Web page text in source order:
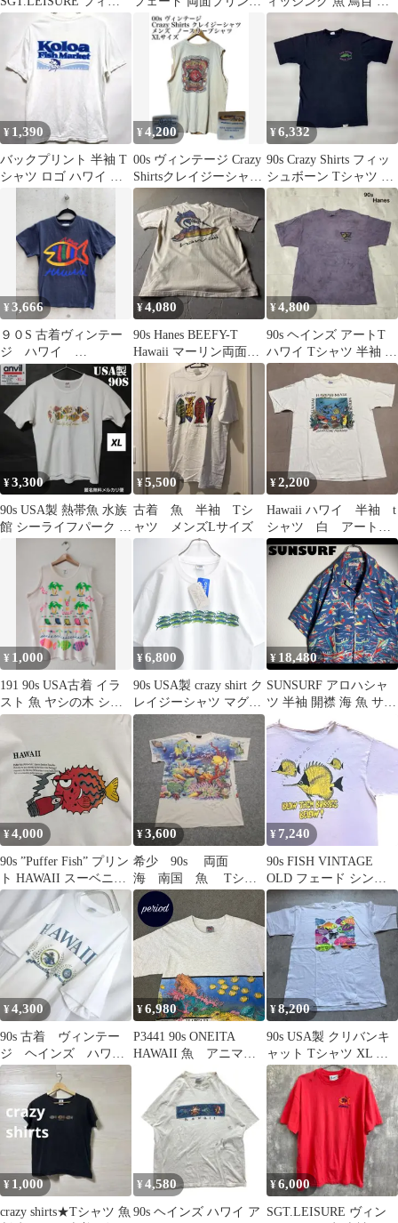
シュ Tシャツ 黒 L
ヴィンテージTシャツ
リント ホワイト Ｓ（日
本SM）
¥ 1,390
バックプリント 半袖 T
シャツ ロゴ ハワイ 魚
白 M コットン
¥4,200
00s ヴィンテージ Crazy
Shirtsクレイジーシャツ
ノースリーブXL
¥6,332
90s Crazy Shirts フィッ
シュボーン Tシャツ ク
レイジーシャツ
¥3,666
９０S 古着ヴィンテー
ジ ハワイ
SGT.LEISURE Tシャ
ツ S
¥4,080
90s Hanes BEEFY-T
Hawaii マーリン両面プ
リント Tシャツ
¥4,800
90s ヘインズ アートT
ハワイ Tシャツ 半袖 両
面プリントロゴ 魚
¥3,300
90s USA製 熱帯魚 水族
館 シーライフパーク 魚
ヴィンテージ tシャツ
¥5,500
古着 魚 半袖 Tシ
ャツ メンズLサイズ
¥2,200
Hawaii ハワイ 半袖 t
シャツ 白 アート
90s アニマル 動物
魚 海
¥ 1,000
191 90s USA古着 イラ
スト 魚 ヤシの木 シン
グルステッチ Tシャツ
¥6,800
90s USA製 crazy shirt ク
レイジーシャツ マグロ
魚群 グラフィック デザ
イン プリント 半袖 Tシ
ャツ ホワイト 魚 USED
ヴィンテージ ビンテー
ジ アメリカ古着 メンズ
Mサイズ
¥ 18,480
SUNSURF アロハシャ
ツ 半袖 開襟 海 魚 サー
フ ハワイ 紺 L
¥4,000
90s ”Puffer Fish” プリン
ト HAWAII スーベニア
Tシャツ サイズM
FRUIT OF THE LOOM
08052811 871
¥3,600
希少 90s 両面
海 南国 魚 Tシャ
ツ ヴィンテージ
¥ 7,240
90s FISH VINTAGE
OLD フェード シング
ルステッチ Tシャツ
¥4,300
90s 古着 ヴィンテー
ジ ヘインズ ハワイ
Tシャツ ホノルル
ワイキキ
¥6,980
P3441 90s ONEITA
HAWAII 魚 アニマ
ル Tシャツ USA製
¥8,200
90s USA製 クリバンキ
ャット Tシャツ XL 魚
希少 シングルステッチ
¥ 1,000
crazy shirts★Tシャツ 魚
¥ 4,580
90s ヘインズ ハワイ ア
¥6,000
SGT.LEISURE ヴィン